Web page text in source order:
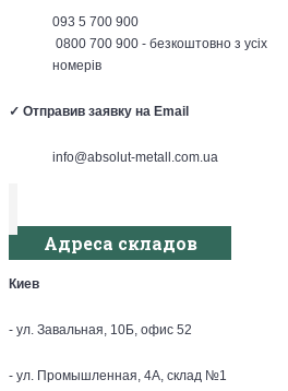
093 5 700 900
0800 700 900 - безкоштовно з усіх
номерів
✓ Отправив заявку на Email
info@absolut-metall.com.ua
Адреса складов
Киев
- ул. Завальная, 10Б, офис 52
- ул. Промышленная, 4А, склад №1